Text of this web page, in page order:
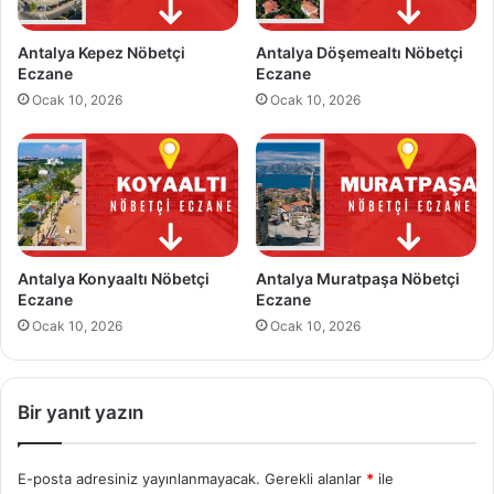
e
ç
i
E
z
a
n
e
Antalya Kepez Nöbetçi
Eczane
Ocak 10, 2026
Antalya Döşemealtı Nöbetçi
Eczane
Ocak 10, 2026
Antalya Konyaaltı Nöbetçi
Eczane
Ocak 10, 2026
Antalya Muratpaşa Nöbetçi
Eczane
Ocak 10, 2026
Bir yanıt yazın
E-posta adresiniz yayınlanmayacak. Gerekli alanlar * ile